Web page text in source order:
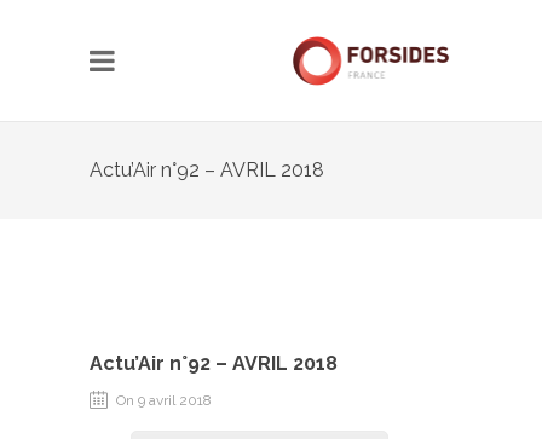
Actu’Air n°92 – AVRIL 2018
Actu’Air n°92 – AVRIL 2018
On 9 avril 2018